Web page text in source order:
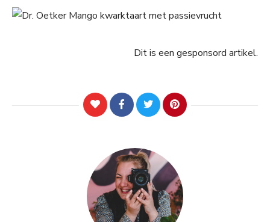
Dit is een gesponsord artikel.